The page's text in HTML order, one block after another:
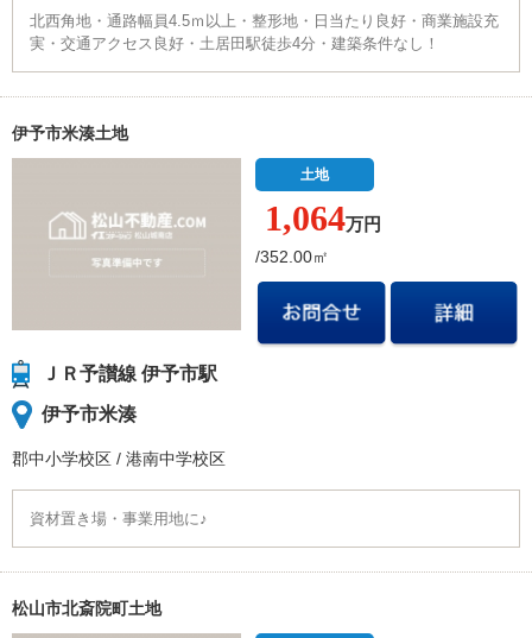
北西角地・通路幅員4.5ｍ以上・整形地・日当たり良好・商業施設充
実・交通アクセス良好・土居田駅徒歩4分・建築条件なし！
伊予市米湊土地
土地
1,064万円
/352.00㎡
ＪＲ予讃線 伊予市駅
伊予市米湊
郡中小学校区 / 港南中学校区
資材置き場・事業用地に♪
松山市北斎院町土地